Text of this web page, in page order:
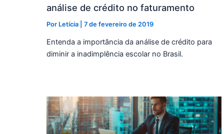
análise de crédito no faturamento
Por Letícia 7 de fevereiro de 2019
Entenda a importância da análise de crédito para
diminir a inadimplência escolar no Brasil.